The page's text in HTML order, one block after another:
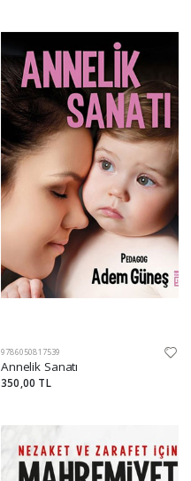
9786050817539
Annelik Sanatı
350,00 TL